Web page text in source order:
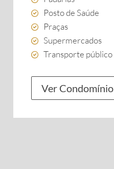
Posto de Saúde
Praças
Supermercados
Transporte público
Ver Condomínio